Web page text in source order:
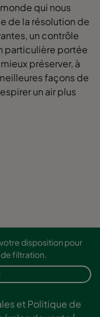
F7
F7
F7
F7
F7
qui nous
de la résolution de
un contrôle
particulière portée
préserver, à
façons de
un air plus
disposition pour
filtration.
et Politique de